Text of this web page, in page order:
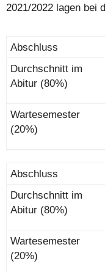
2021/2022 lagen bei